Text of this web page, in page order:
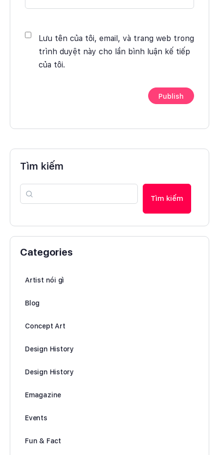
Lưu tên của tôi, email, và trang web trong
trình duyệt này cho lần bình luận kế tiếp
của tôi.
Tìm kiếm
Tìm kiếm
Categories
Artist nói gì
Blog
Concept Art
Design History
Design History
Emagazine
Events
Fun & Fact